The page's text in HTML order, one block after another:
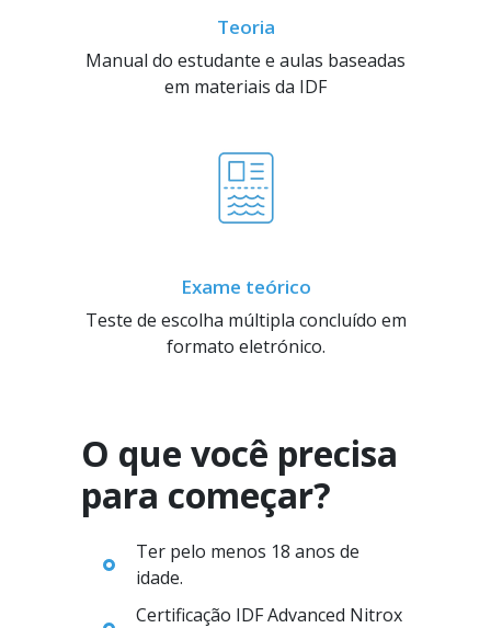
Teoria
Manual do estudante e aulas baseadas
em materiais da IDF
Exame teórico
Teste de escolha múltipla concluído em
formato eletrónico.
O que você precisa
para começar?
Ter pelo menos 18 anos de
idade.
Certificação IDF Advanced Nitrox